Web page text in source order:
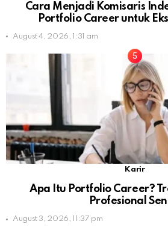
Cara Menjadi Komisaris
Portfolio Career untuk
August 4, 2026, 1:31 am
Karir
Apa Itu Portfolio Career?
Profesional
August 3, 2026, 11:37 pm